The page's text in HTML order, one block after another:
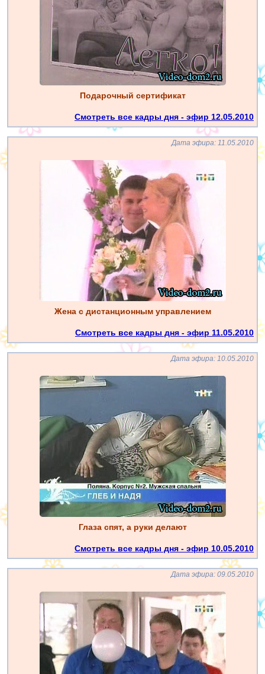
Подарочный сертификат
Смотреть все кадры дня - эфир 12.05.2010
Дата эфира: 11.05.2010
Жена с дистанционным управлением
Смотреть все кадры дня - эфир 11.05.2010
Дата эфира: 10.05.2010
Глаза спят, а руки делают
Смотреть все кадры дня - эфир 10.05.2010
Дата эфира: 09.05.2010